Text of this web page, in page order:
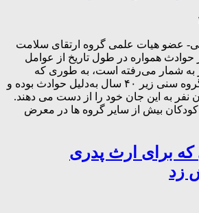
عضو هیات علمی گروه ارتقای سلامت
همواره در طول تاریخ از عوامل
به‌ شمار می‌رفته‌ است، به طوری که
نخستین علت مرگ در گروه سنی زیر ۴۰ سال به‌دلیل حوادث بوده و
نفر به این جان خود را از دست می دهند.
بیش از سایر گروه ‌ها در معرض
برای ارث پدری
زد